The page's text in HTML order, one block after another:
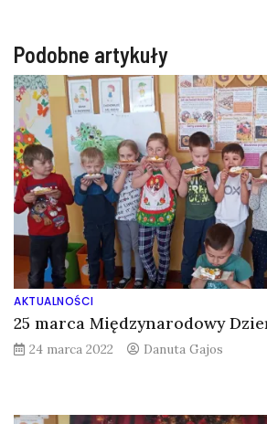
Podobne artykuły
AKTUALNOŚCI
25 marca Międzynarodowy
24 marca 2022 Danuta Gajos